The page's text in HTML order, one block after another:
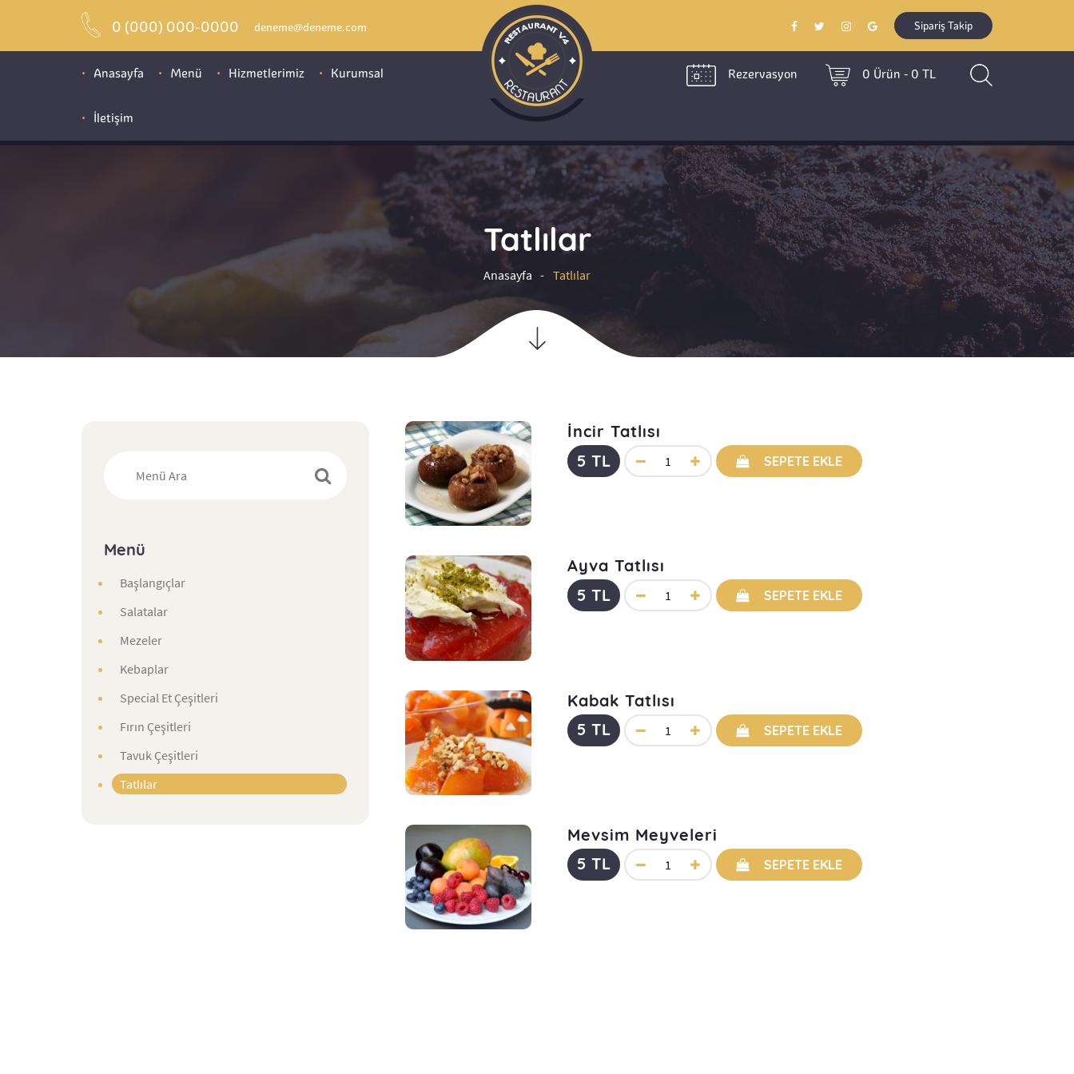
0 (000) 000-0000 deneme@deneme.com Sipariş Takip
Rezervasyon 0 Ürün - 0 TL
Anasayfa Menü Hizmetlerimiz Kurumsal
İletişim
Tatlılar
Anasayfa Tatlılar
Menü
Başlangıçlar
Salatalar
Mezeler
Kebaplar
Special Et Çeşitleri
Fırın Çeşitleri
Tavuk Çeşitleri
Tatlılar
İncir Tatlısı
5 TL
SEPETE EKLE
Ayva Tatlısı
5 TL
SEPETE EKLE
Kabak Tatlısı
5 TL
SEPETE EKLE
Mevsim Meyveleri
5 TL
SEPETE EKLE